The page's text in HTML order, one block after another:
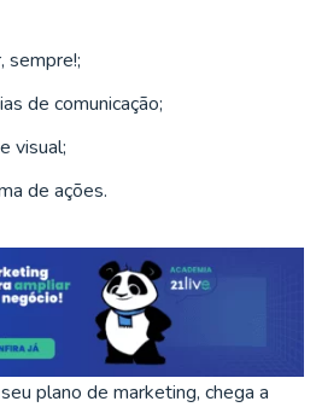
sempre!;
de comunicação;
visual;
de ações.
plano de marketing, chega a